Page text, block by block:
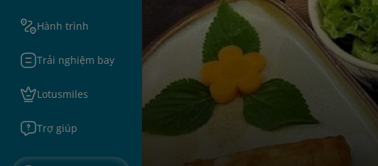
Hành trình
Trải nghiệm bay
Lotusmiles
Trợ giúp